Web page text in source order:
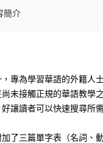
簡介
專為學習華語的外籍人
未接觸正規的華語教學
好讓讀者可以快速搜尋
了三篇單字表（名詞、